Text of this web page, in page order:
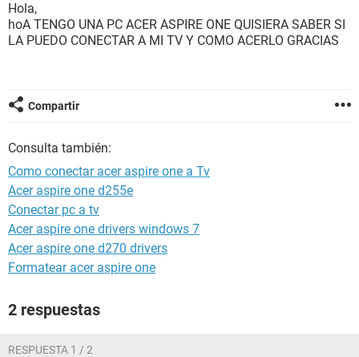
Hola,
hoA TENGO UNA PC ACER ASPIRE ONE QUISIERA SABER SI
LA PUEDO CONECTAR A MI TV Y COMO ACERLO GRACIAS
Compartir
Consulta también:
Como conectar acer aspire one a Tv
Acer aspire one d255e
Conectar pc a tv
Acer aspire one drivers windows 7
Acer aspire one d270 drivers
Formatear acer aspire one
2 respuestas
RESPUESTA 1 / 2